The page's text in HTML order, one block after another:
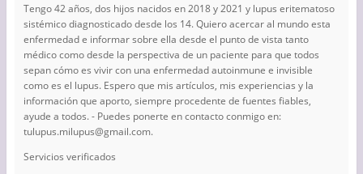
Tengo 42 años, dos hijos nacidos en 2018 y 2021 y lupus eritematoso
sistémico diagnosticado desde los 14. Quiero acercar al mundo esta
enfermedad e informar sobre ella desde el punto de vista tanto
médico como desde la perspectiva de un paciente para que todos
sepan cómo es vivir con una enfermedad autoinmune e invisible
como es el lupus. Espero que mis artículos, mis experiencias y la
información que aporto, siempre procedente de fuentes fiables,
ayude a todos. - Puedes ponerte en contacto conmigo en:
tulupus.milupus@gmail.com.
Servicios verificados